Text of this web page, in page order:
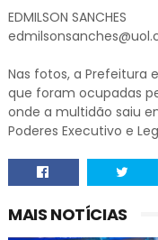
EDMILSON SANCHES
Nas fotos, a Prefeitura
que foram ocupadas
onde a multidão saiu
Poderes Executivo e
MAIS NOTÍCIAS